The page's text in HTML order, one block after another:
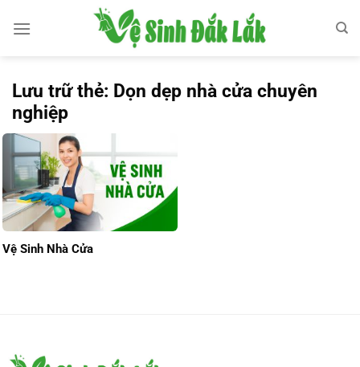
qua
Lưu trữ thẻ: Dọn dẹp nhà cửa chuyên
nghiệp
Vệ Sinh Nhà Cửa